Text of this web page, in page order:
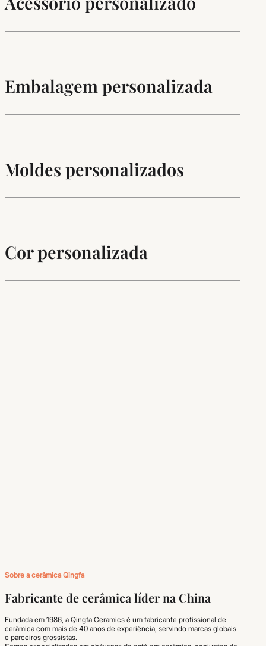
Embalagem personalizada
Moldes personalizados
Cor personalizada
Sobre a cerâmica Qingfa
Fabricante de cerâmica líder na China
Fundada em 1986, a Qingfa Ceramics é um fabricante profissional de
cerâmica com mais de 40 anos de experiência, servindo marcas globais
e parceiros grossistas.